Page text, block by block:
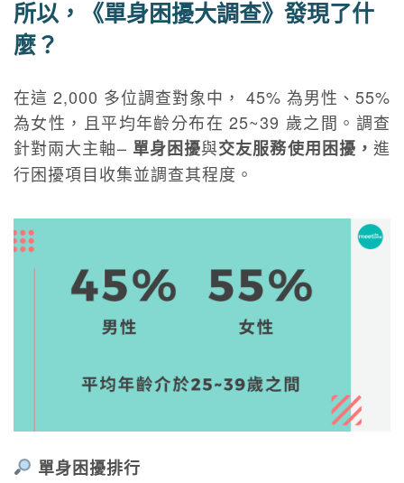
所以，《單身困擾大調查》發現了什
麼？
在這 2,000 多位調查對象中， 45% 為男性、55%
為女性，且平均年齡分布在 25~39 歲之間。調查
針對兩大主軸– 單身困擾與交友服務使用困擾，進
行困擾項目收集並調查其程度。
單身困擾排行